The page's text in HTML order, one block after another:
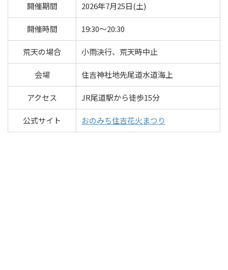
開催期間 2026年7月25日(土)
開催時間 19:30～20:30
荒天の場合 小雨決行、荒天時中止
会場 住吉神社地先尾道水道海上
アクセス JR尾道駅から徒歩15分
公式サイト おのみち住吉花火まつり